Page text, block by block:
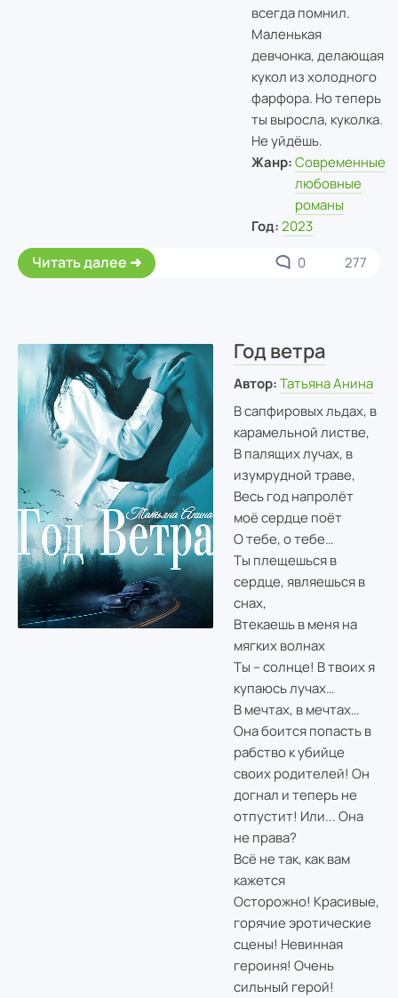
всегда помнил.
Маленькая
девчонка, делающая
кукол из холодного
фарфора. Но теперь
ты выросла, куколка.
Не уйдёшь.
Жанр: Современные
любовные
романы
Год: 2023
Читать далее 0 277
Год ветра
Автор: Татьяна Анина
В сапфировых льдах, в
карамельной листве,
В палящих лучах, в
изумрудной траве,
Весь год напролёт
моё сердце поёт
О тебе, о тебе…
Ты плещешься в
сердце, являешься в
снах,
Втекаешь в меня на
мягких волнах
Ты – солнце! В твоих я
купаюсь лучах…
В мечтах, в мечтах…
Она боится попасть в
рабство к убийце
своих родителей! Он
догнал и теперь не
отпустит! Или... Она
не права?
Всё не так, как вам
кажется
Осторожно! Красивые,
горячие эротические
сцены! Невинная
героиня! Очень
сильный герой!